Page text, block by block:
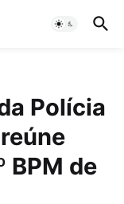
Polícia
BPM de